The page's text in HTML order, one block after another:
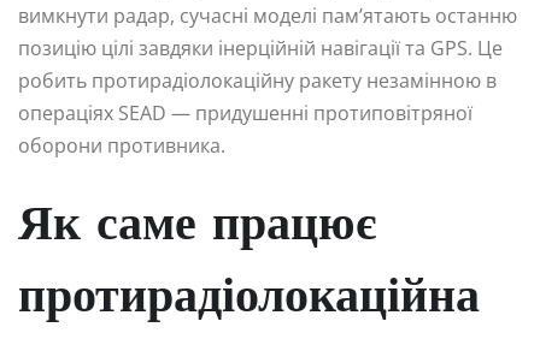
вимкнути радар, сучасні моделі пам’ятають останню
позицію цілі завдяки інерційній навігації та GPS. Це
робить протирадіолокаційну ракету незамінною в
операціях SEAD — придушенні протиповітряної
оборони противника.
Як саме працює
протирадіолокаційна